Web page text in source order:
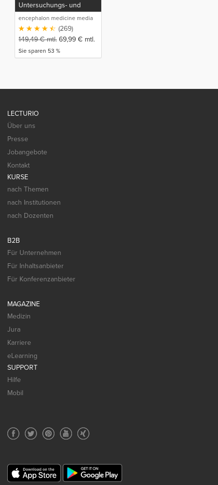
Untersuchungs- und
Injektionstechniken (UNI-
MED-HP Teil 2)
encephalon medicine media
production GmbH(269)
149,49€mtl. 69,99 € mtl.
Sie sparen 53 %
LECTURIO
Über uns
Presse
Jobangebote
Kontakt
KURSE
nach Themen
nach Institutionen
nach Dozenten
B2B
Für Unternehmen
Für Inhaltsanbieter
Für Konferenzanbieter
MAGAZINE
Medizin
Jura
Karriere
eLearning
SUPPORT
Hilfe
Mobil